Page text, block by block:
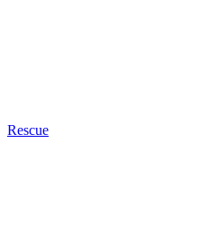
Rescue